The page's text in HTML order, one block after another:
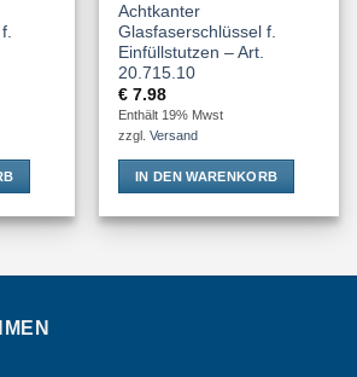
Achtkanter
Glasfaserschlüssel f.
Einfüllstutzen – Art.
20.715.10
€ 7.98
Enthält 19% Mwst
zzgl.Versand
IN DEN WARENKORB